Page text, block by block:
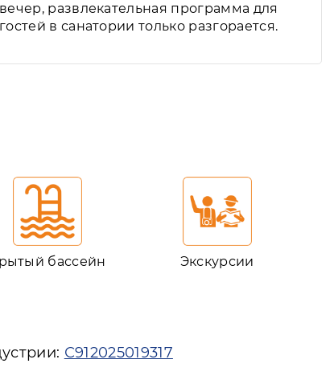
вечер, развлекательная программа для
гостей в санатории только разгорается.
бассейн Экскурсии
С912025019317